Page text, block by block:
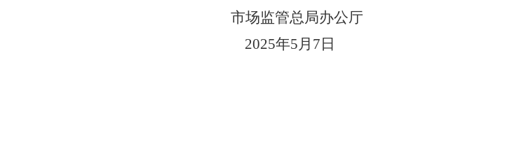
市场监管总局办公厅
2025年5月 7 日